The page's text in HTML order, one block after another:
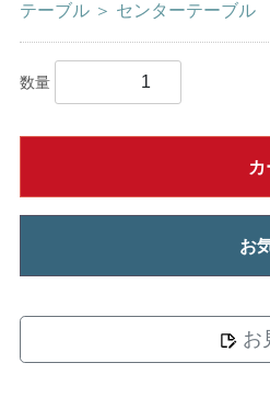
テーブル ＞ センターテーブル
数量
お
お